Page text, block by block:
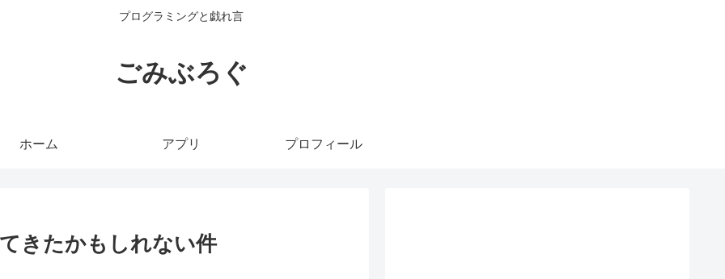
プログラミングと戯れ言
ごみぶろぐ
ホーム アプリ プロフィール
きたかもしれない件